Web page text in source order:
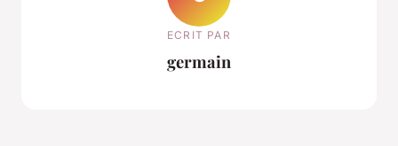
ECRIT PAR
germain